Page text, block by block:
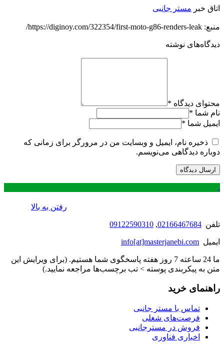
اتاق خبر مستر جانبی
منبع: https://diginoy.com/322354/first-moto-g86-renders-leak/
دیدگاه‌های نوشته
محتوای دیدگاه *
نام شما *
ایمیل شما *
ذخیره نام، ایمیل و وبسایت من در مرورگر برای زمانی که
دوباره دیدگاهی می‌نویسم.
.
رفتن به بالا
تلفن 02166467684
,
09122590310
ایمیل info[at]masterjanebi.com
ما 24 ساعته 7 روز هفته پاسخگوی شما هستیم. (برای ویرایش این
متن به پیکربندی پوسته > تب برچسب‌ها مراجعه نمایید.)
راهنمای خرید
تماس با مستر جانبی
فرصت‌های شغلی
فروش در مسترجانبی
اخباری فناوری